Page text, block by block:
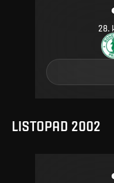
28.
LISTOPAD 2002